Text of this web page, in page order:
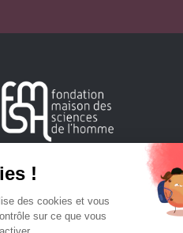
Créée en 1963, la Fondation Maison
soutient la recherche et la diffusion